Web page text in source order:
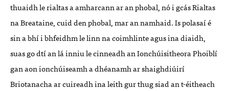
thuaidh le rialtas a amharcann ar an phobal, nó i gcás Rialtas
na Breataine, cuid den phobal, mar an namhaid. Is polasaí é
sin a bhí i bhfeidhm le linn na coimhlinte agus ina diaidh,
suas go dtí an lá inniu le cinneadh an Ionchúisitheora Phoiblí
gan aon ionchúiseamh a dhéanamh ar shaighdiúirí
Briotanacha ar cuireadh ina leith gur thug siad an t-éitheach